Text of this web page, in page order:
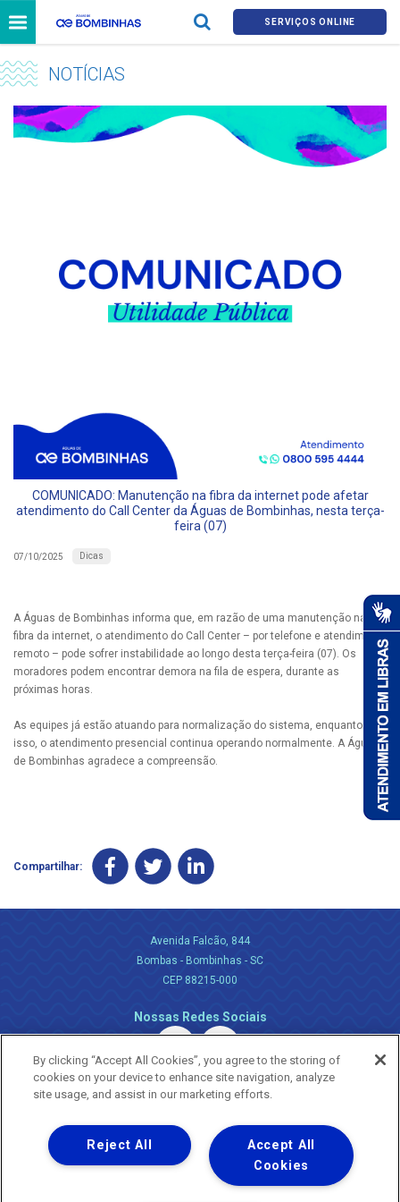
SERVIÇOS ONLINE
NOTÍCIAS
COMUNICADO: Manutenção na fibra da internet pode afetar
atendimento do Call Center da Águas de Bombinhas, nesta terça-
feira (07)
07/10/2025 Dicas
A Águas de Bombinhas informa que, em razão de uma manutenção na
fibra da internet, o atendimento do Call Center – por telefone e atendimento
remoto – pode sofrer instabilidade ao longo desta terça-feira (07). Os
moradores podem encontrar demora na fila de espera, durante as
próximas horas.
As equipes já estão atuando para normalização do sistema, enquanto
isso, o atendimento presencial continua operando normalmente. A Águas
de Bombinhas agradece a compreensão.
Compartilhar:
Avenida Falcão, 844
Bombas - Bombinhas - SC
CEP 88215-000
Nossas Redes Sociais
Uma empresa
Copyright ® 2026 - Todos os Direitos Reservados.
Nossa natureza movimenta a vida
By clicking “Accept All Cookies”, you agree to the storing of
cookies on your device to enhance site navigation, analyze
site usage, and assist in our marketing efforts.
Accept All
Cookies
Reject All